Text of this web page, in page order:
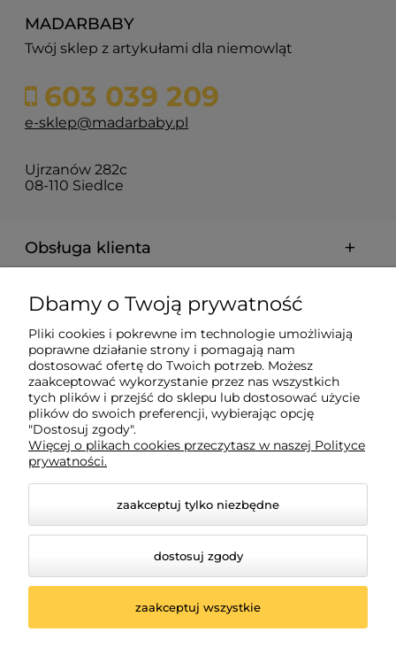
MADARBABY
Twój sklep z artykułami dla niemowląt
603 039 209
e-sklep@madarbaby.pl
Ujrzanów 282c
08-110 Siedlce
Obsługa klienta
Pomoc
Płatności i dostawa
Informacje
O nas
© 2026 madarbaby.pl. Wszelkie prawa zastrzeżone.
Dbamy o Twoją prywatność
Pliki cookies i pokrewne im technologie umożliwiają
poprawne działanie strony i pomagają nam
dostosować ofertę do Twoich potrzeb. Możesz
zaakceptować wykorzystanie przez nas wszystkich
tych plików i przejść do sklepu lub dostosować użycie
plików do swoich preferencji, wybierając opcję
"Dostosuj zgody".
Więcej o plikach cookies przeczytasz w naszej Polityce
prywatności.
zaakceptuj tylko niezbędne
dostosuj zgody
zaakceptuj wszystkie